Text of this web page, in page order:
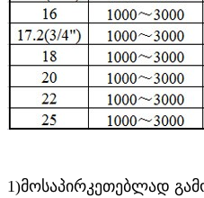
1)მოსაპირკეთებლად